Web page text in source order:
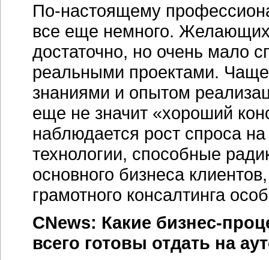
По-настоящему
все еще немного. Желающих
достаточно, но очень мало
реальными проектами. Чаще
знаниями и опытом
еще не значит «хороший
наблюдается рост спроса
технологии, способные
основного бизнеса
грамотного консалтинга
CNews: Какие бизнес-
всего готовы отдать на